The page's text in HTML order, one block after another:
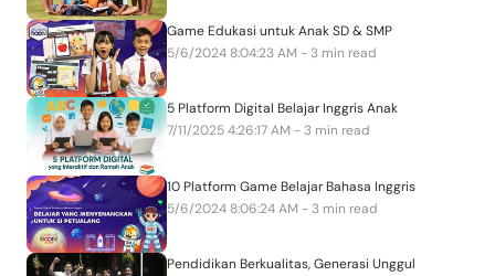
Game Edukasi untuk Anak SD & SMP
5/6/2024 8:04:23 AM - 3 min read
5 Platform Digital Belajar Inggris Anak
7/11/2025 4:26:17 AM - 3 min read
10 Platform Game Belajar Bahasa Inggris
5/6/2024 8:06:24 AM - 3 min read
Pendidikan Berkualitas, Generasi Unggul